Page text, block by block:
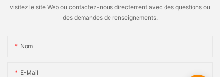
visitez le site Web ou contactez-nous directement avec des questions ou
des demandes de renseignements.
Nom
E-Mail